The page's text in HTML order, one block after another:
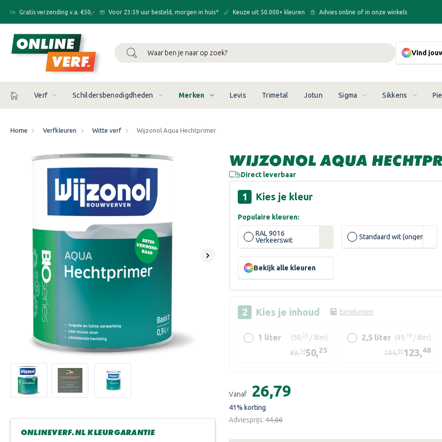
Gratis verzending v.a. €50,- Voor 23:59 uur besteld, morgen in huis* Keuze uit 50.000+ kleuren Advies online of in onze winkels
Zoeken
Vind
Verf Schildersbenodigdheden Merken Levis Trimetal Jotun Sigma Sikkens
Home Verfkleuren Witte verf Wijzonol Aqua Hechtprimer
Volgende
ONLINEVERF.NL KLEURGARANTIE
WIJZONOL AQUA
Direct leverbaar
Kies je kleur
Populaire kleuren:
RAL 9016
Verkeerswit
Standaard wit (ongemengd)
Bekijk alle kleuren
Kies je inhoud Berekenen
1 liter (50,25 / liter)
83,7450,25
2,5 liter (49,39/ liter)
205,80123,48
Vanaf €26,79
41% korting
Adviesprijs:€44,66